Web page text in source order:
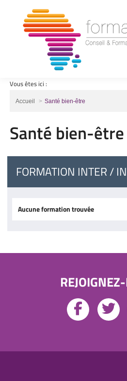
Vous êtes ici :
Vous êtes ici :
Accueil Santé bien-être
Santé bien-être
FORMATION INTER /
Aucune formation trouvée